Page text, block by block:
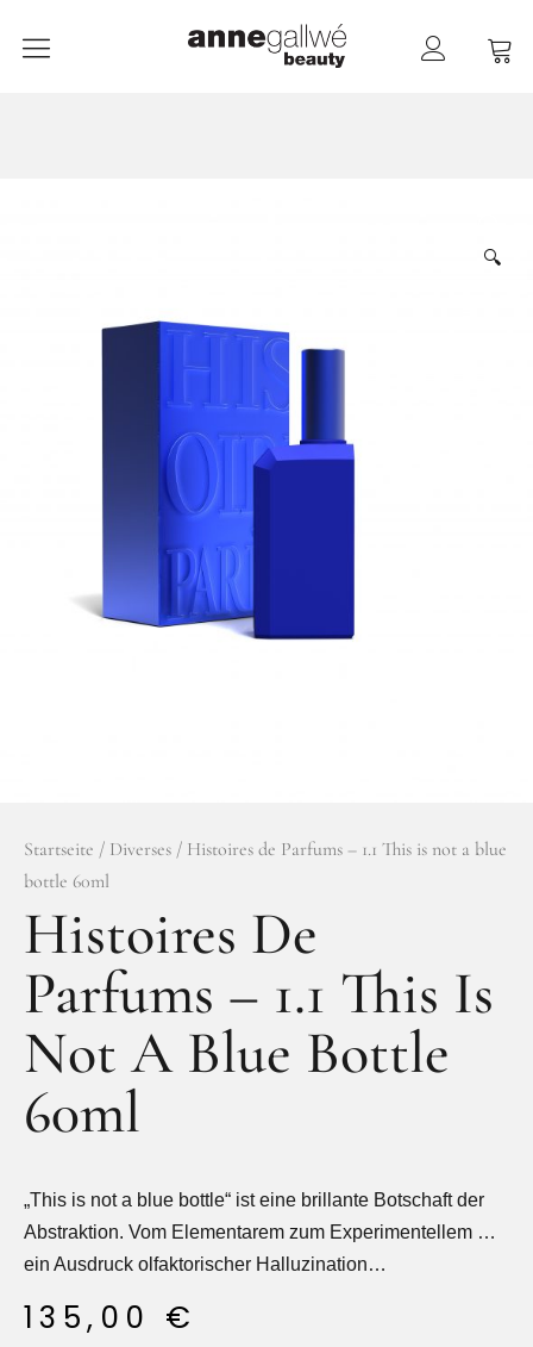
Raumdüfte
weitere Marken im Ladenlokal
Marken
Kontakt
🔍
Startseite / Diverses / Histoires de Parfums – 1.1 This is not a blue
bottle 60ml
Histoires De
Parfums – 1.1 This Is
Not A Blue Bottle
60ml
„This is not a blue bottle“ ist eine brillante Botschaft der
Abstraktion. Vom Elementarem zum Experimentellem …
ein Ausdruck olfaktorischer Halluzination…
135,00 €